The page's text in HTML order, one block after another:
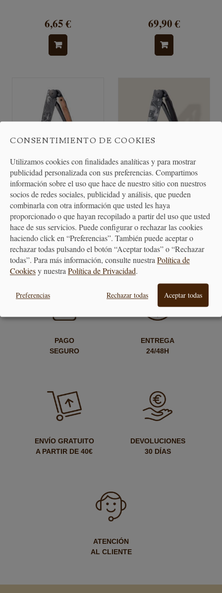
6,65 € 69,90 €
Navaja Deejo Bicicleta -
Enebro
69,90 €
Navaja Deejo vinilo - Ebano
69,90 €
PAGO
SEGURO
ENTREGA
24/48H
ENVÍO GRATUITO
A PARTIR DE 40€
DEVOLUCIONES
30 DÍAS
ATENCIÓN
AL CLIENTE
CONSENTIMIENTO DE COOKIES
Utilizamos cookies con finalidades analíticas y para mostrar
publicidad personalizada con sus preferencias. Compartimos
información sobre el uso que hace de nuestro sitio con nuestros
socios de redes sociales, publicidad y análisis, que pueden
combinarla con otra información que usted les haya
proporcionado o que hayan recopilado a partir del uso que usted
hace de sus servicios. Puede configurar o rechazar las cookies
haciendo click en “Preferencias”. También puede aceptar o
rechazar todas pulsando el botón “Aceptar todas” o “Rechazar
todas”. Para más información, consulte nuestraPolítica de
Cookiesy nuestraPolítica de Privacidad.
Preferencias Rechazar todas Aceptar todas